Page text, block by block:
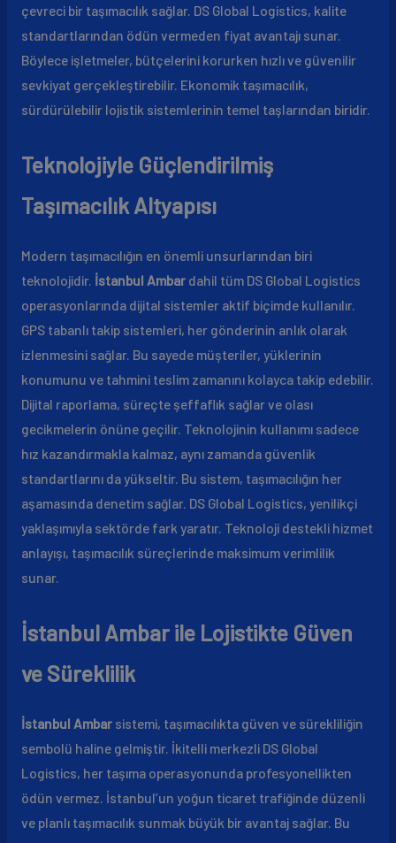
çevreci bir taşımacılık sağlar. DS Global Logistics, kalite
standartlarından ödün vermeden fiyat avantajı sunar.
Böylece işletmeler, bütçelerini korurken hızlı ve güvenilir
sevkiyat gerçekleştirebilir. Ekonomik taşımacılık,
sürdürülebilir lojistik sistemlerinin temel taşlarından biridir.
Teknolojiyle Güçlendirilmiş
Taşımacılık Altyapısı
Modern taşımacılığın en önemli unsurlarından biri
teknolojidir. İstanbul Ambardahil tüm DS Global Logistics
operasyonlarında dijital sistemler aktif biçimde kullanılır.
GPS tabanlı takip sistemleri, her gönderinin anlık olarak
izlenmesini sağlar. Bu sayede müşteriler, yüklerinin
konumunu ve tahmini teslim zamanını kolayca takip edebilir.
Dijital raporlama, süreçte şeffaflık sağlar ve olası
gecikmelerin önüne geçilir. Teknolojinin kullanımı sadece
hız kazandırmakla kalmaz, aynı zamanda güvenlik
standartlarını da yükseltir. Bu sistem, taşımacılığın her
aşamasında denetim sağlar. DS Global Logistics, yenilikçi
yaklaşımıyla sektörde fark yaratır. Teknoloji destekli hizmet
anlayışı, taşımacılık süreçlerinde maksimum verimlilik
sunar.
İstanbul Ambar ile Lojistikte Güven
ve Süreklilik
İstanbul Ambarsistemi, taşımacılıkta güven ve sürekliliğin
sembolü haline gelmiştir. İkitelli merkezli DS Global
Logistics, her taşıma operasyonunda profesyonellikten
ödün vermez. İstanbul’un yoğun ticaret trafiğinde düzenli
ve planlı taşımacılık sunmak büyük bir avantaj sağlar. Bu